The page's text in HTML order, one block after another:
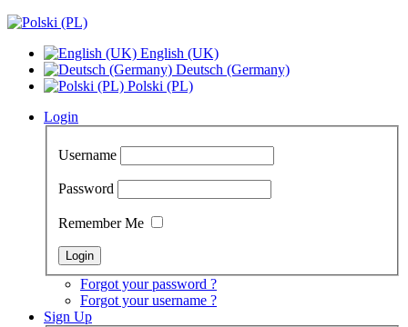
English (UK)
Deutsch (Germany)
Polski (PL)
Login
Username
Password
Remember Me
Forgot your password ?
Forgot your username ?
Sign Up